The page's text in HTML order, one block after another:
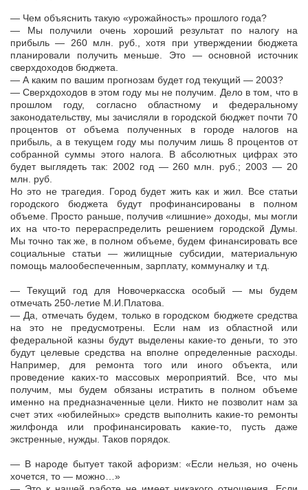
— Чем объяснить такую «урожайность» прошлого года?
— Мы получили очень хороший результат по налогу на
прибыль — 260 млн. руб., хотя при утверждении бюджета
планировали получить меньше. Это — основной источник
сверхдоходов бюджета.
— А каким по вашим прогнозам будет год текущий — 2003?
— Сверхдоходов в этом году мы не получим. Дело в том, что в
прошлом году, согласно областному и федеральному
законодательству, мы зачисляли в городской бюджет почти 70
процентов от объема полученных в городе налогов на
прибыль, а в текущем году мы получим лишь 8 процентов от
собранной суммы этого налога. В абсолютных цифрах это
будет выглядеть так: 2002 год — 260 млн. руб.; 2003 — 20
млн. руб.
Но это не трагедия. Город будет жить как и жил. Все статьи
городского бюджета будут профинансированы в полном
объеме. Просто раньше, получив «лишние» доходы, мы могли
их на что-то перераспределить решением городской Думы.
Мы точно так же, в полном объеме, будем финансировать все
социальные статьи — жилищные субсидии, материальную
помощь малообеспеченным, зарплату, коммуналку и т.д.
— Текущий год для Новочеркасска особый — мы будем
отмечать 250-летие М.И.Платова.
— Да, отмечать будем, только в городском бюджете средства
на это не предусмотрены. Если нам из областной или
федеральной казны будут выделены какие-то деньги, то это
будут целевые средства на вполне определенные расходы.
Например, для ремонта того или иного объекта, или
проведение каких-то массовых мероприятий. Все, что мы
получим, мы будем обязаны истратить в полном объеме
именно на предназначенные цели. Никто не позволит нам за
счет этих «юбилейных» средств выполнить какие-то ремонты
жилфонда или профинансировать какие-то, пусть даже
экстренные, нужды. Таков порядок.
— В народе бытует такой афоризм: «Если нельзя, но очень
хочется, то — можно…»